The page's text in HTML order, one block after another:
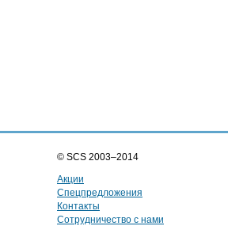
© SCS 2003–2014
Акции
Спецпредложения
Контакты
Сотрудничество с нами